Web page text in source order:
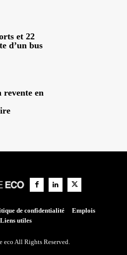
et 22
d’un bus
en
de confidentialité
Emplois
Liens utiles
eco All Rights Reserved.